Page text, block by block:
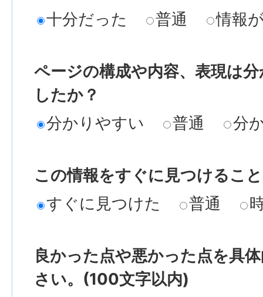
十分だった
普通 情報
ページの構成や内容、表現は
したか？
分かりやすい
普通 分
この情報をすぐに見つけるこ
すぐに見つけた
普通
良かった点や悪かった点を具
さい。(100文字以内)